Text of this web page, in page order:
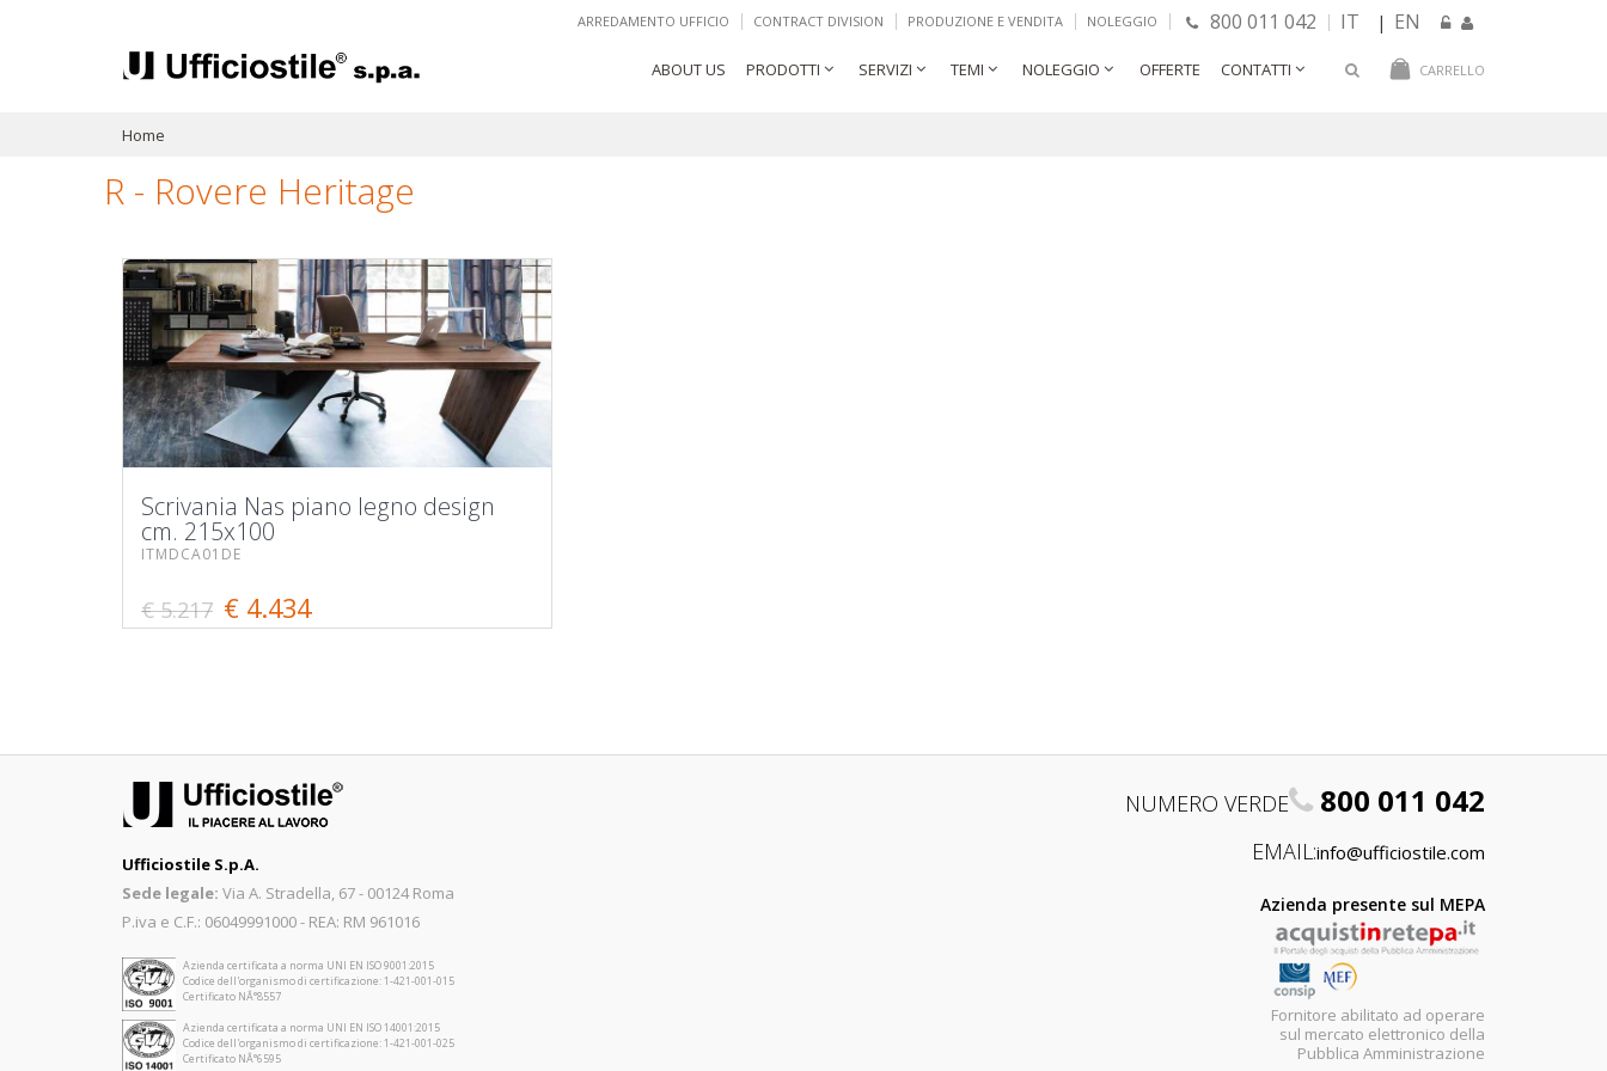
ARREDAMENTO UFFICIO CONTRACT DIVISION PRODUZIONE E VENDITA NOLEGGIO 800 011 042 IT | EN
CARRELLO
ABOUT US PRODOTTI SERVIZI TEMI NOLEGGIO OFFERTE CONTATTI
Home
R - Rovere Heritage
Scrivania Nas piano legno design
cm. 215x100
ITMDCA01DE
€ 5.217 € 4.434
Ufficiostile S.p.A.
Sede legale: Via A. Stradella, 67 - 00124 Roma
P.iva e C.F.: 06049991000 - REA: RM 961016
Azienda certificata a norma UNI EN ISO 9001:2015
Codice dell'organismo di certificazione: 1-421-001-015
Certificato NÂ°8557
Azienda certificata a norma UNI EN ISO 14001:2015
Codice dell'organismo di certificazione: 1-421-001-025
Certificato NÂ°6595
NUMERO VERDE 800 011 042
EMAIL:info@ufficiostile.com
Azienda presente sul MEPA
Fornitore abilitato ad operare
sul mercato elettronico della
Pubblica Amministrazione